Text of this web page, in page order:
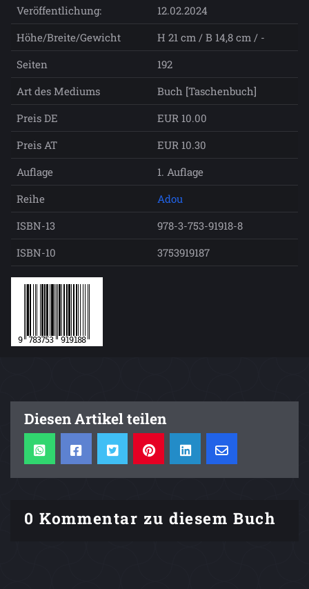
Veröffentlichung:
12.02.2024
Höhe/Breite/Gewicht
H 21 cm / B 14,8 cm / -
Seiten
192
Art des Mediums
Buch [Taschenbuch]
Preis DE
EUR 10.00
Preis AT
EUR 10.30
Auflage
1. Auflage
Reihe
Adou
ISBN-13
978-3-753-91918-8
ISBN-10
3753919187
Diesen Artikel teilen
0 Kommentar zu diesem Buch